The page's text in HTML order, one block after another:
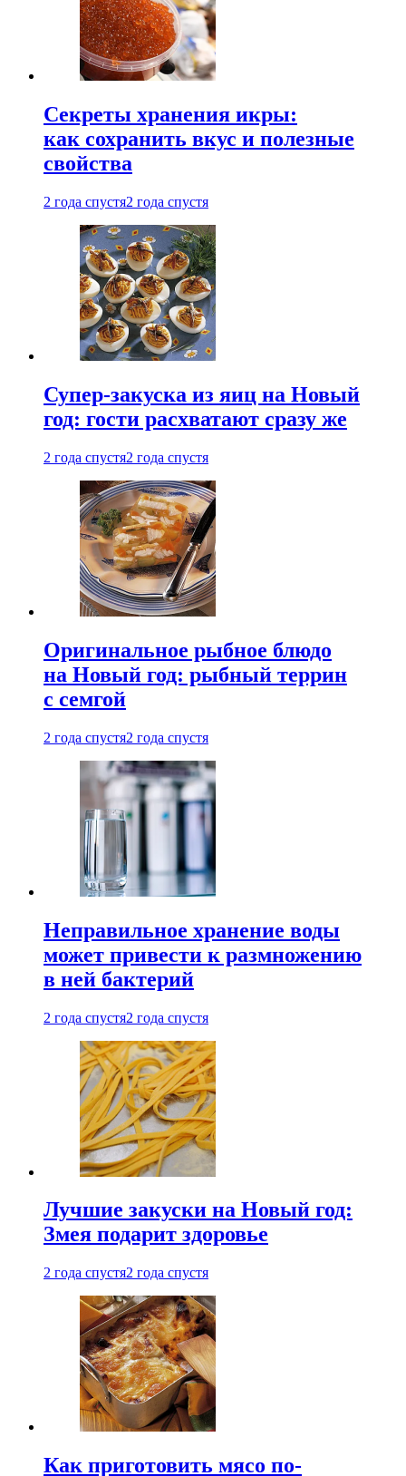
Секреты хранения икры:
как сохранить вкус и полезные
свойства
2 года спустя2 года спустя
Супер-закуска из яиц на Новый
год: гости расхватают сразу же
2 года спустя2 года спустя
Оригинальное рыбное блюдо
на Новый год: рыбный террин
с семгой
2 года спустя2 года спустя
Неправильное хранение воды
может привести к размножению
в ней бактерий
2 года спустя2 года спустя
Лучшие закуски на Новый год:
Змея подарит здоровье
2 года спустя2 года спустя
Как приготовить мясо по-